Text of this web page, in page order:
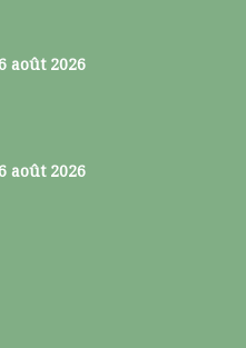
août 2026
août 2026